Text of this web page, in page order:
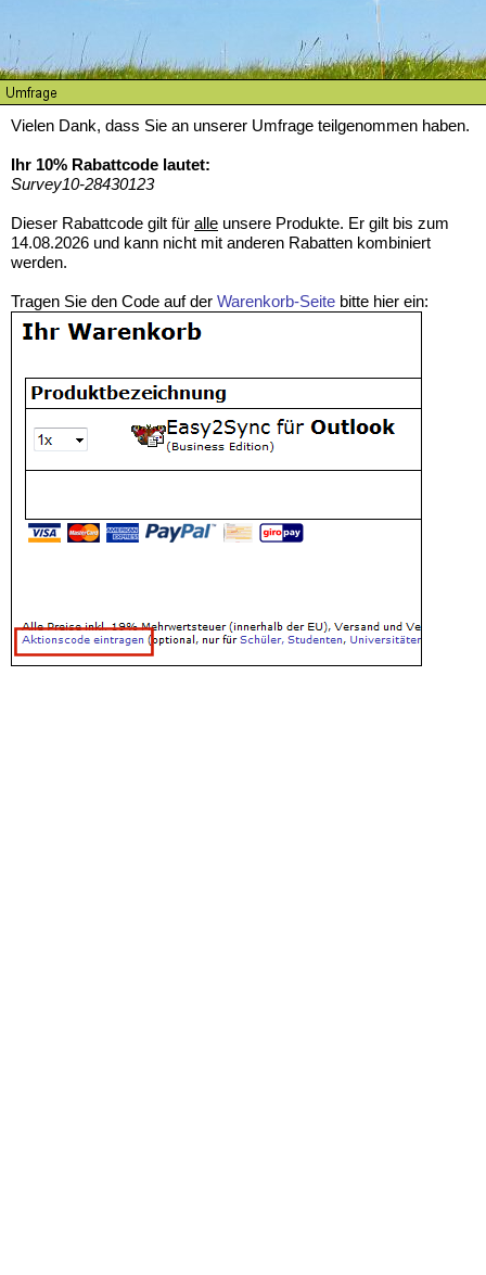
Vielen Dank, dass Sie an unserer Umfrage teilgenommen haben.
Ihr 10% Rabattcode lautet:
Survey10-28430123
Dieser Rabattcode gilt für alle unsere Produkte. Er gilt bis zum
14.08.2026 und kann nicht mit anderen Rabatten kombiniert
werden.
Tragen Sie den Code auf der Warenkorb-Seite bitte hier ein: